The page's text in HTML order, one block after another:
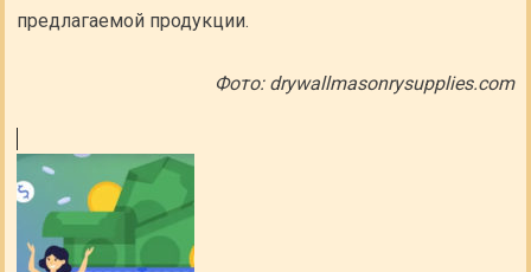
предлагаемой продукции.
Фото: drywallmasonrysupplies.com